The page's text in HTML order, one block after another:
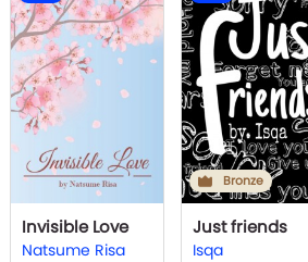
Invisible Love
Natsume Risa
Bronze
Just friends
Isqa